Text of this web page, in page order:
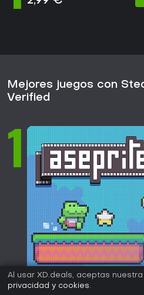
Mejores juegos con
Verified
1
Al usar XD.deals, aceptas nuestra
privacidad y cookies